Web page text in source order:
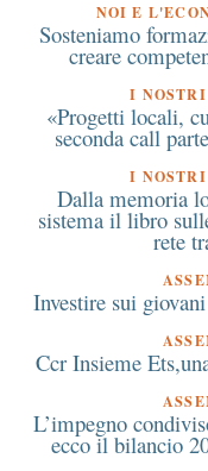
NOI E
Sosteniamo
creare
I
«Progetti locali,
seconda call
I
Dalla memoria
sistema il libro
rete
Investire sui
Ccr Insieme
L’impegno
ecco il bilancio